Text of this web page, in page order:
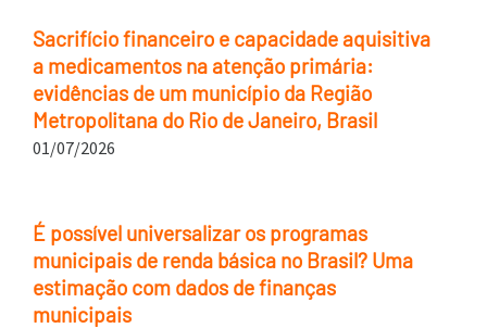
Sacrifício financeiro e capacidade aquisitiva
a medicamentos na atenção primária:
evidências de um município da Região
Metropolitana do Rio de Janeiro, Brasil
01/07/2026
É possível universalizar os programas
municipais de renda básica no Brasil? Uma
estimação com dados de finanças
municipais